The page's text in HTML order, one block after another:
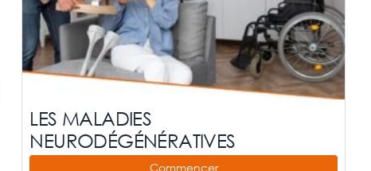
LES MALADIES
NEURODÉGÉNÉRATIVES
Commencer